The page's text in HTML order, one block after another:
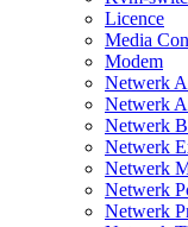
Licence
Media
Modem
Netwerk
Netwerk
Netwerk
Netwerk
Netwerk
Netwerk
Netwerk